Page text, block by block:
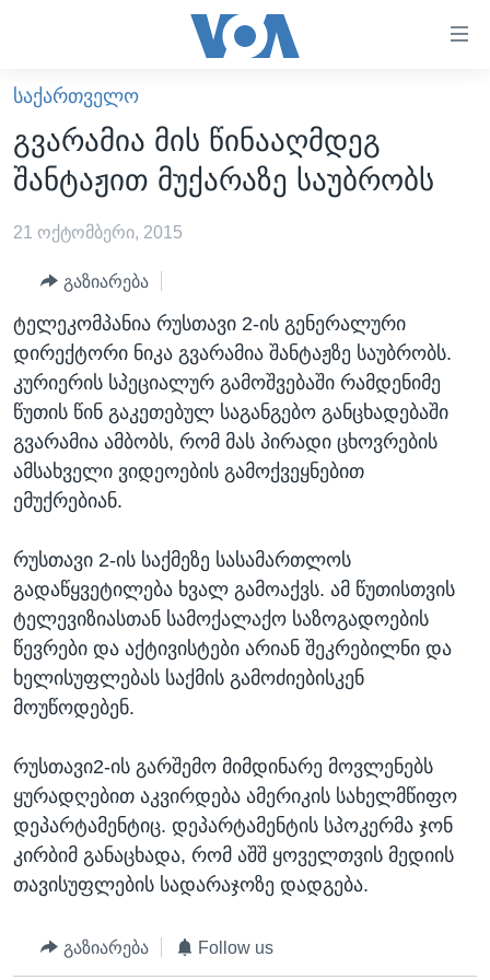
ხელმისაწვდომობისთვის
გადადით
მთავარზე
გადადით
მთავარ
გადადით
ძიებაზე
ᲐᲮᲐᲚᲘ ᲐᲛᲑᲔᲑᲘ
ᲡᲐᲥᲐᲠᲗᲕᲔᲚᲝ
ᲐᲨᲨ
ᲐᲨᲨ-ᲘᲡ ᲐᲠᲩᲔᲕᲜᲔᲑᲘ 2024
ᲛᲡᲝᲤᲚᲘᲝ
ᲕᲘᲓᲔᲝᲔᲑᲘ
ᲒᲐᲓᲐᲪᲔᲛᲔᲑᲘ
ᲕᲐᲨᲘᲜᲒᲢᲝᲜᲘ ᲓᲦᲔᲡ
ᲮᲔᲓᲕᲐ ᲕᲐᲨᲘᲜᲒᲢᲝᲜᲘᲓᲐᲜ
ᲡᲢᲣᲓᲘᲐ ᲕᲐᲨᲘᲜᲒᲢᲝᲜᲘ
ᲡᲮᲕᲐ ᲡᲘᲐᲮᲚᲔᲔᲑᲘ
ᲞᲝᲚᲘᲢᲘᲙᲐ
ᲔᲙᲝᲜᲝᲛᲘᲙᲐ
ᲯᲐᲜᲛᲠᲗᲔᲚᲝᲑᲐ
ᲛᲔᲪᲜᲘᲔᲠᲔᲑᲐ
ᲘᲜᲢᲔᲠᲕᲘᲣ
ᲙᲣᲚᲢᲣᲠᲐ
ᲒᲐᲚᲘᲚᲔᲝ
ᲠᲣᲡᲔᲗᲘᲡ ᲨᲔᲭᲠᲐ ᲣᲙᲠᲐᲘᲜᲐᲨᲘ
ᲗᲕᲐᲚᲘ ᲒᲕᲐᲓᲔᲕᲜᲔᲗ
ენები
ᲡᲐᲥᲐᲠᲗᲕᲔᲚᲝ
გვარამია მის წინააღმდეგ
შანტაჟით მუქარაზე საუბრობს
21 ოქტომბერი, 2015
გაზიარება
ტელეკომპანია რუსთავი 2-ის გენერალური
დირექტორი ნიკა გვარამია შანტაჟზე საუბრობს.
კურიერის სპეციალურ გამოშვებაში რამდენიმე
წუთის წინ გაკეთებულ საგანგებო განცხადებაში
გვარამია ამბობს, რომ მას პირადი ცხოვრების
ამსახველი ვიდეოების გამოქვეყნებით
ემუქრებიან.
რუსთავი 2-ის საქმეზე სასამართლოს
გადაწყვეტილება ხვალ გამოაქვს. ამ წუთისთვის
ტელევიზიასთან სამოქალაქო საზოგადოების
წევრები და აქტივისტები არიან შეკრებილნი და
ხელისუფლებას საქმის გამოძიებისკენ
მოუწოდებენ.
რუსთავი2-ის გარშემო მიმდინარე მოვლენებს
ყურადღებით აკვირდება ამერიკის სახელმწიფო
დეპარტამენტიც. დეპარტამენტის სპოკერმა ჯონ
კირბიმ განაცხადა, რომ აშშ ყოველთვის მედიის
თავისუფლების სადარაჯოზე დადგება.
გაზიარება Follow us